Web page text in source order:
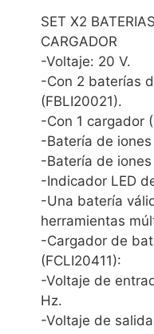
SET X2
CARGADOR
-Voltaje: 20 V.
-Con 2 baterías
(FBLI20021).
-Con 1 cargador
-Batería de
-Batería de
-Indicador LED
-Una batería
herramientas
-Cargador de
(FCLI20411):
-Voltaje de
Hz.
-Voltaje de